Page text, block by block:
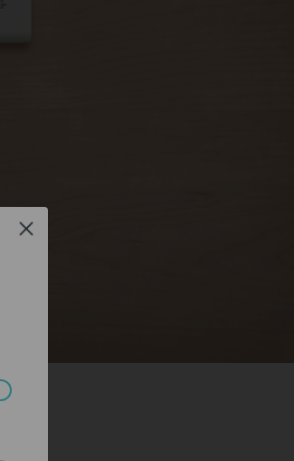
Close